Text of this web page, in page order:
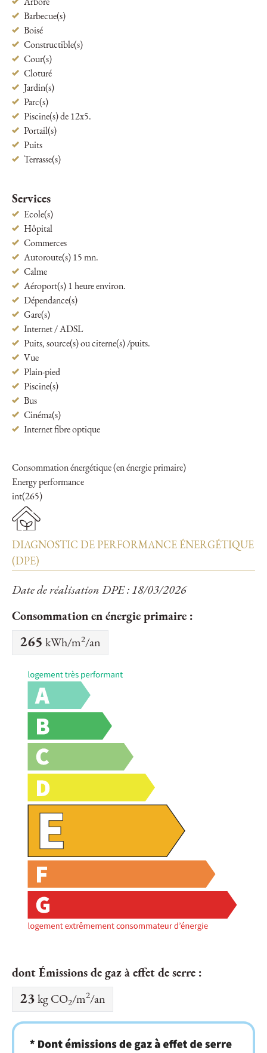
Arboré
Barbecue(s)
Boisé
Constructible(s)
Cour(s)
Cloturé
Jardin(s)
Parc(s)
Piscine(s) de 12x5.
Portail(s)
Puits
Terrasse(s)
Services
Ecole(s)
Hôpital
Commerces
Autoroute(s) 15 mn.
Calme
Aéroport(s) 1 heure environ.
Dépendance(s)
Gare(s)
Internet / ADSL
Puits, source(s) ou citerne(s) /puits.
Vue
Plain-pied
Piscine(s)
Bus
Cinéma(s)
Internet fibre optique
Consommation énergétique (en énergie primaire)
Energy performance
int(265)
DIAGNOSTIC DE PERFORMANCE ÉNERGÉTIQUE
(DPE)
Date de réalisation DPE : 18/03/2026
Consommation en énergie primaire :
265 kWh/m2/an
dont Émissions de gaz à effet de serre :
23 kg CO2/m2/an